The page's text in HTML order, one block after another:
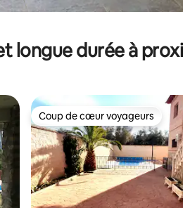
longue durée à
Coup de cœur voyageurs
Coup de cœur voyageurs